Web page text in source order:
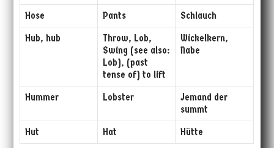
Hose Pants
Schlauch
Hub, hub
Throw, Lob,
Swing (see also:
Lob), (past
tense of) to lift
Wickelkern,
Nabe
Hummer Lobster
Jemand der
summt
Hut
Hat Hütte